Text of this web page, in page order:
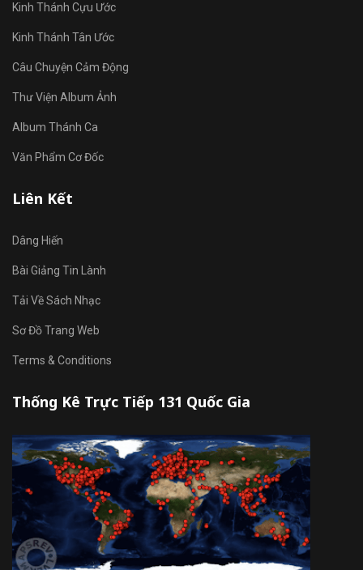
Kinh Thánh Cựu Ước
Kinh Thánh Tân Ước
Câu Chuyện Cảm Động
Thư Viện Album Ảnh
Album Thánh Ca
Văn Phẩm Cơ Đốc
Liên Kết
Dâng Hiến
Bài Giảng Tin Lành
Tải Về Sách Nhạc
Sơ Đồ Trang Web
Terms & Conditions
Thống Kê Trực Tiếp 131 Quốc Gia